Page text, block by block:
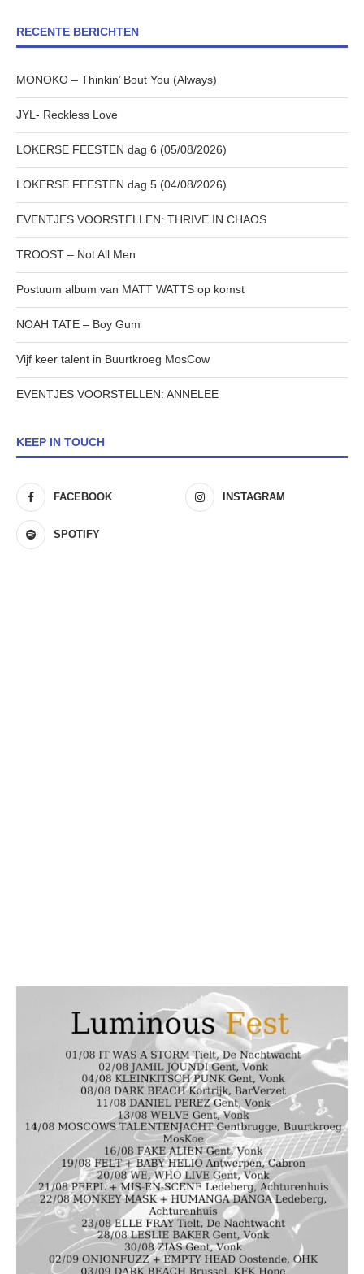
RECENTE BERICHTEN
MONOKO – Thinkin’ Bout You (Always)
JYL- Reckless Love
LOKERSE FEESTEN dag 6 (05/08/2026)
LOKERSE FEESTEN dag 5 (04/08/2026)
EVENTJES VOORSTELLEN: THRIVE IN CHAOS
TROOST – Not All Men
Postuum album van MATT WATTS op komst
NOAH TATE – Boy Gum
Vijf keer talent in Buurtkroeg MosCow
EVENTJES VOORSTELLEN: ANNELEE
KEEP IN TOUCH
FACEBOOK INSTAGRAM
SPOTIFY